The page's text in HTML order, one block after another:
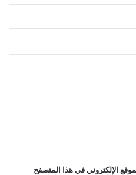
الإلكتروني في هذا المتصفح